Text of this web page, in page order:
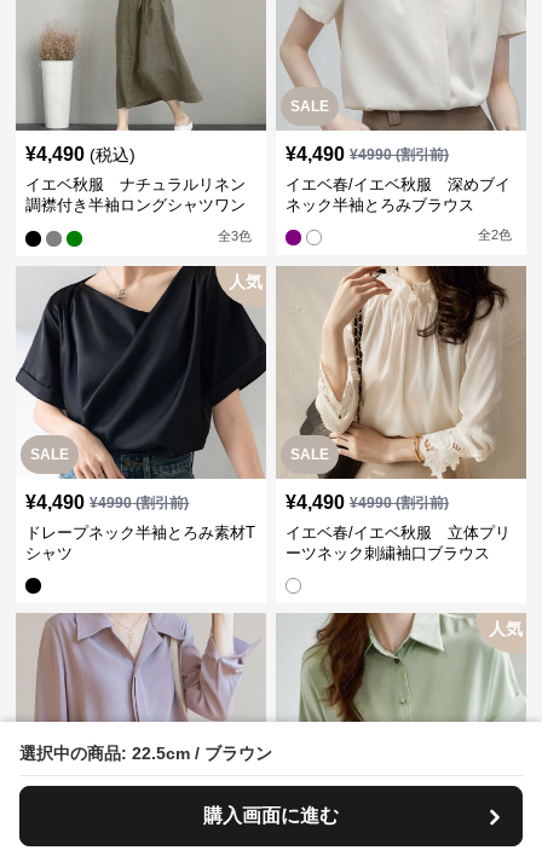
選択中の商品: 22.5cm / ブラウン
購入画面に進む
¥4,490 (税込)
イエベ秋服 ナチュラルリネン
調襟付き半袖ロングシャツワン
全3色
SALE
¥4,490 ¥4990(割引前)
イエベ春/イエベ秋服 深めブイ
ネック半袖とろみブラウス
全2色
SALE
人気
¥4,490 ¥4990(割引前)
ドレープネック半袖とろみ素材T
シャツ
SALE
¥4,490 ¥4990(割引前)
イエベ春/イエベ秋服 立体プリ
ーツネック刺繍袖口ブラウス
¥5,390 ¥5990(割引前)
SALE
人気
¥3,590 ¥3990(割引前)